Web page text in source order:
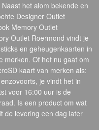
het alom bekende en
Designer Outlet
Memory Outlet
Outlet Roermond vindt je
en geheugenkaarten in
merken. Of het nu gaat om
kaart van merken als:
je vindt het in
voor 16:00 uur is de
Is een product om wat
de levering een dag later